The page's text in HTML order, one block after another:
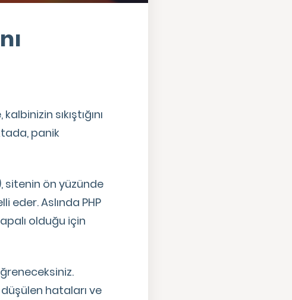
sıkıştığını
panik
sitenin ön yüzünde
Aslında PHP
olduğu için
hataları ve